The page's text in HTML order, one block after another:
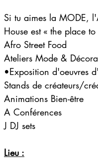
Si tu aimes la MODE,
House est « the place to
Afro Street Food
Ateliers Mode &
•Exposition d'oeuvres
Stands de créateurs/
Animations Bien-être
A Conférences
J DJ sets
Lieu :